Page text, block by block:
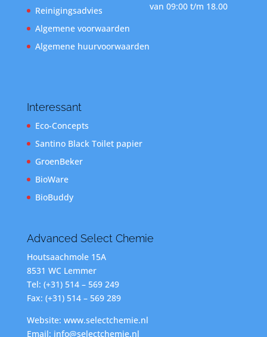
Reinigingsadvies
Algemene voorwaarden
Algemene huurvoorwaarden
van 09:00 t/m 18.00
Interessant
Eco-Concepts
Santino Black Toilet papier
GroenBeker
BioWare
BioBuddy
Advanced Select Chemie
Houtsaachmole 15A
8531 WC Lemmer
Tel: (+31) 514 – 569 249
Fax: (+31) 514 – 569 289
Website: www.selectchemie.nl
Email: info@selectchemie.nl